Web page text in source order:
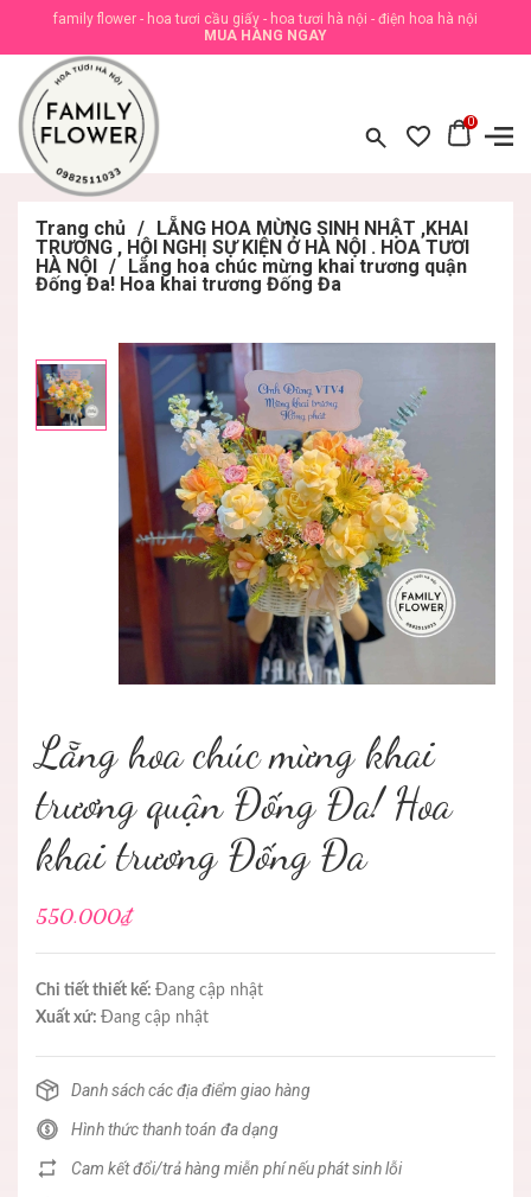
family flower - hoa tươi cầu giấy - hoa tươi hà nội - điện hoa hà nội
MUA HÀNG NGAY
0
Trang chủ / LẴNG HOA MỪNG SINH NHẬT ,KHAI
TRƯƠNG , HỘI NGHỊ SỰ KIỆN Ở HÀ NỘI . HOA TƯƠI
HÀ NỘI / Lẵng hoa chúc mừng khai trương quận
Đống Đa! Hoa khai trương Đống Đa
Lẵng hoa chúc mừng khai
trương quận Đống Đa! Hoa
khai trương Đống Đa
550.000₫
Chi tiết thiết kế: Đang cập nhật
Xuất xứ: Đang cập nhật
Danh sách các địa điểm giao hàng
Hình thức thanh toán đa dạng
Cam kết đổi/trả hàng miễn phí nếu phát sinh lỗi